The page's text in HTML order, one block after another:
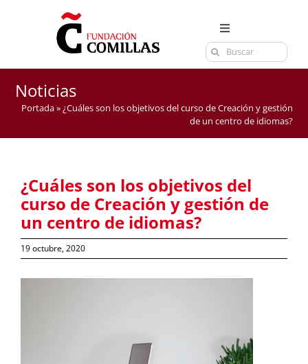
Toggle
Navigation
LA FUNDACIÓN
ESTUDIOS
EL CENTRO
CURSOS Y EXÁMENES
CONTACTA
Buscar:
Noticias
Portada»¿Cuáles son los objetivos del curso de Creación y gestión
de un centro de idiomas?
¿Cuáles son los objetivos del
curso de Creación y gestión de
un centro de idiomas?
19 octubre, 2020